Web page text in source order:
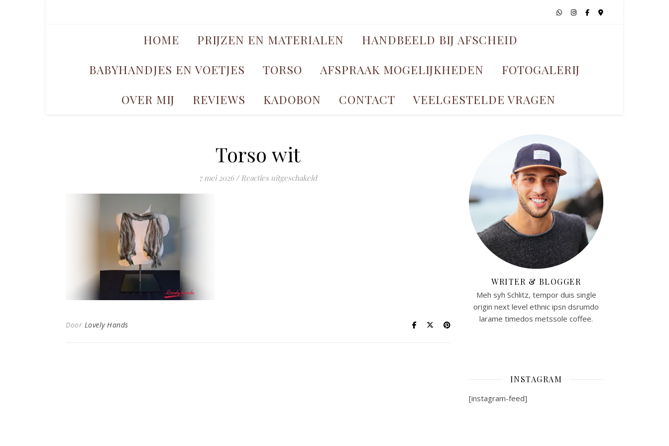
HOME PRIJZEN EN MATERIALEN
HANDBEELD BIJ AFSCHEID
BABYHANDJES EN VOETJES
TORSO AFSPRAAK MOGELIJKHEDEN
FOTOGALERIJ
OVER MIJ
REVIEWS KADOBON CONTACT VEELGESTELDE VRAGEN
Torso wit
7 mei 2026 / Reacties uitgeschakeldvoor Torso wit
Door Lovely Hands
WRITER & BLOGGER
Meh syh Schlitz, tempor duis single
origin next level ethnic ipsn dsrumdo
larame timedos metssole coffee.
INSTAGRAM
[instagram-feed]